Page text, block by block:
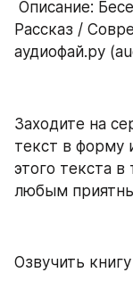
Рассказ /
аудиофай.ру
Заходите на
текст в форму
этого текста
любым
Озвучить